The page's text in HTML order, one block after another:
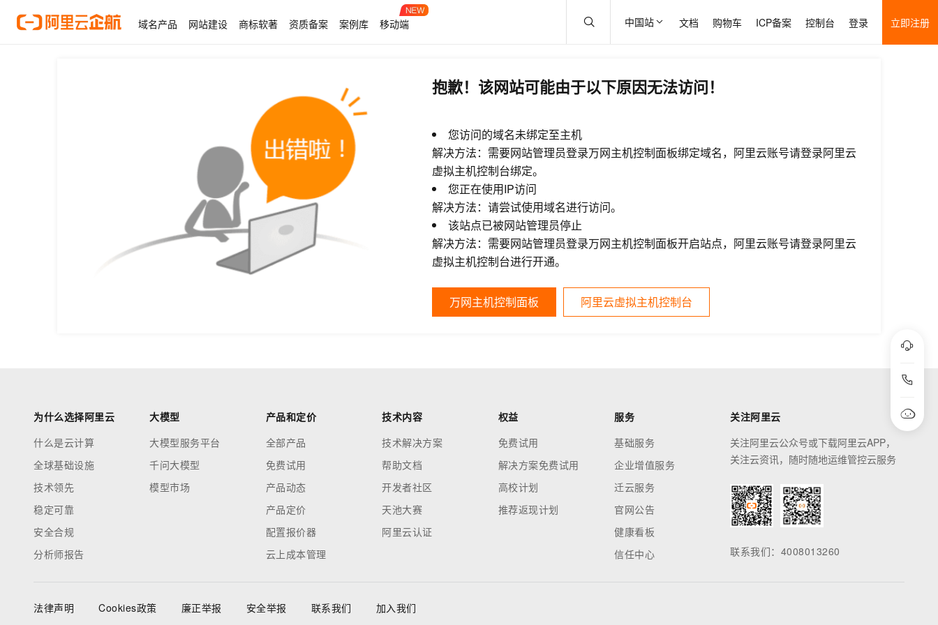
域名产品 网站建设 商标软著 资质备案 案例库 移动端 中国站 文档 购物车 ICP备案 控制台 登录 立即注册
抱歉！该网站可能由于以下原因无法访问！
您访问的域名未绑定至主机
解决方法：需要网站管理员登录万网主机控制面板绑定域名，阿里云账号请登录阿里云
虚拟主机控制台绑定。
您正在使用IP访问
解决方法：请尝试使用域名进行访问。
该站点已被网站管理员停止
解决方法：需要网站管理员登录万网主机控制面板开启站点，阿里云账号请登录阿里云
虚拟主机控制台进行开通。
万网主机控制面板 阿里云虚拟主机控制台